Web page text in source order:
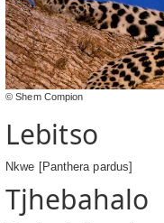
© Shem Compion
Lebitso
Nkwe [Panthera pardus]
Tjhebahalo